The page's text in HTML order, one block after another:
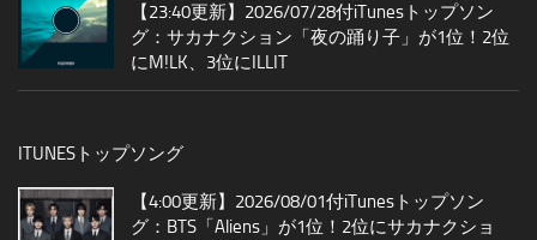
【23:40更新】2026/07/28付iTunesトップソン
グ：サカナクション「夜の踊り子」が1位！2位
にM!LK、3位にILLIT
ITUNESトップソング
【4:00更新】2026/08/01付iTunesトップソン
グ：BTS「Aliens」が1位！2位にサカナクショ